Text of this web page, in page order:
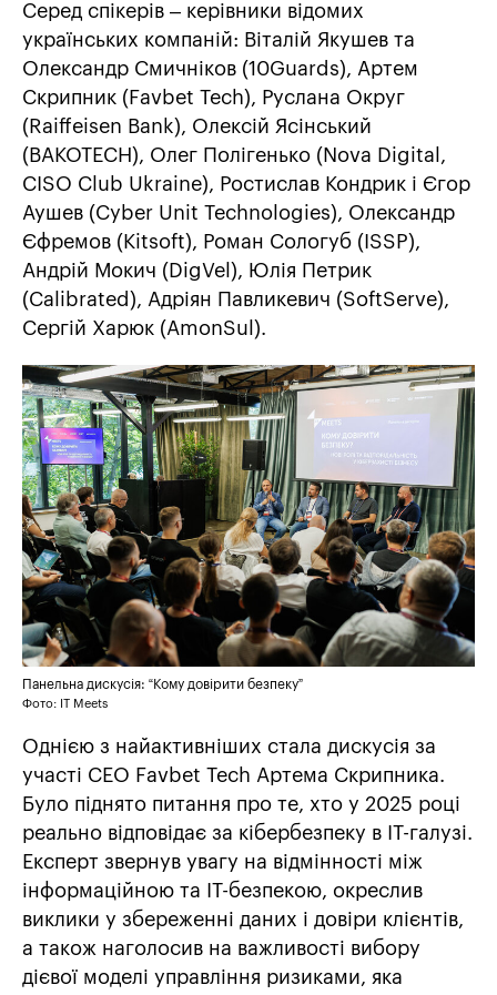
Серед спікерів – керівники відомих
українських компаній: Віталій Якушев та
Олександр Смичніков (10Guards), Артем
Скрипник (Favbet Tech), Руслана Округ
(Raiffeisen Bank), Олексій Ясінський
(BAKOTECH), Олег Полігенько (Nova Digital,
CISO Club Ukraine), Ростислав Кондрик і Єгор
Аушев (Cyber Unit Technologies), Олександр
Єфремов (Kitsoft), Роман Сологуб (ISSP),
Андрій Мокич (DigVel), Юлія Петрик
(Calibrated), Адріян Павликевич (SoftServe),
Сергій Харюк (AmonSul).
Панельна дискусія: “Кому довірити безпеку”
Фото: IT Meets
Однією з найактивніших стала дискусія за
участі CEO Favbet Tech Артема Скрипника.
Було піднято питання про те, хто у 2025 році
реально відповідає за кібербезпеку в ІТ-галузі.
Експерт звернув увагу на відмінності між
інформаційною та ІТ-безпекою, окреслив
виклики у збереженні даних і довіри клієнтів,
а також наголосив на важливості вибору
дієвої моделі управління ризиками, яка